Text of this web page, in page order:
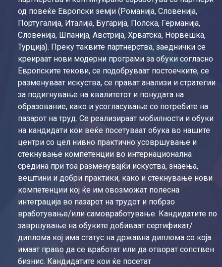
од повеќе Европски земји (Романија, Словенија,
Португалија, Италија, Бугарија, Полска, Германија,
Словенија, Шпанија, Австрија, Хрватска, Норвешка,
Турција). Преку таквите партнерства, заеднички се
креираат нови модерни програми за обуки согласно
Европските текови, се подобруваат постоечките, се
разменуваат искуства, се прават анализи и стратегии
за подигнување на квалитетот и понудата на
образование, како и усогласување со потребите на
пазарот на труд. Се реализираат мобилности и обуки
на кандидати кои веќе посетуваат обука во нашите
центри со цел нивно практично усовршување и
стекнување компетенции во интернационална
средина при тоа разменувајќи искуства, знаења,
вештини и добри практики, како и стекнување нови
компетенции кој ќе им овозможат полесна
интеграција во пазарот на трудот и побрзо
вработување/или самовработување. Кандидатите по
завршување на обуките добиваат сертификат/
диплома кој има статус на државна диплома со која
имаат право да се вработат или да отворат сопствен
бизнис. Кандидатите кои ќе посетат